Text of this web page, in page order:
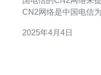
CN2网络是中国电信
延迟和稳定性方面都有明显的优势
2025年4月4日